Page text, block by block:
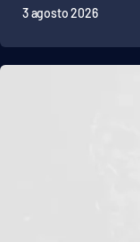
3 agosto 2026